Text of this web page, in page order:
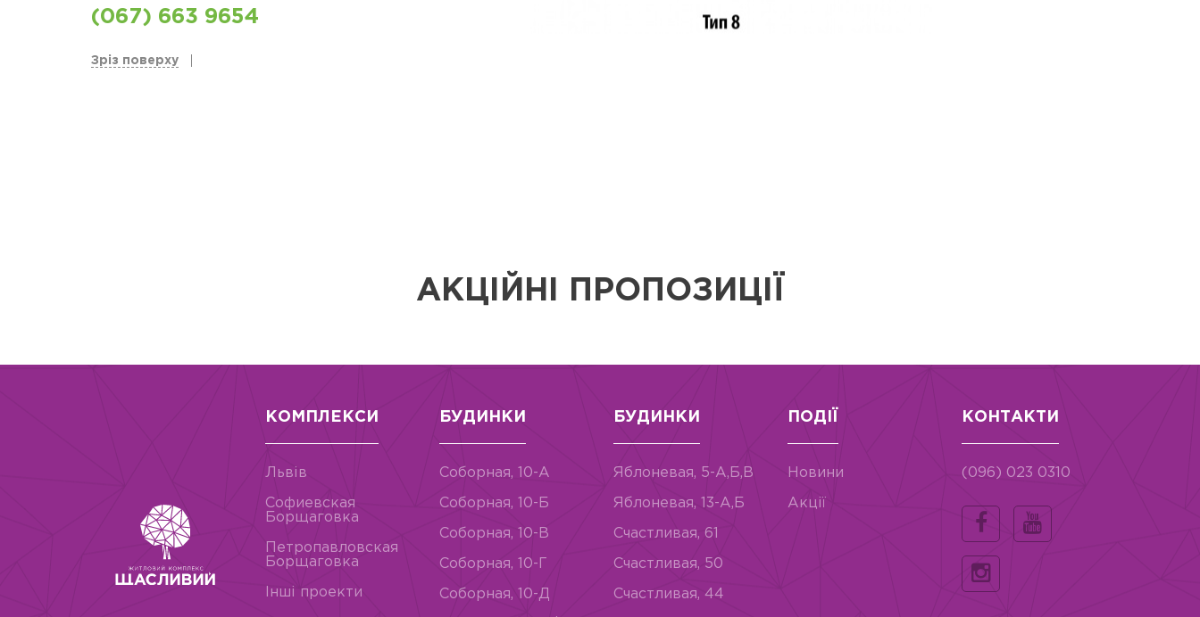
(067) 663 9654
Зріз поверху
АКЦІЙНІ ПРОПОЗИЦІЇ
КОМПЛЕКСИ
Львів
Софиевская
Борщаговка
Петропавловская
Борщаговка
Інші проекти
БУДИНКИ
Соборная, 10-А
Соборная, 10-Б
Соборная, 10-В
Соборная, 10-Г
Соборная, 10-Д
БУДИНКИ
Яблоневая, 5-А,Б,В
Яблоневая, 13-А,Б
Счастливая, 61
Счастливая, 50
Счастливая, 44
ПОДІЇ
Новини
Акції
КОНТАКТИ
(096) 023 0310